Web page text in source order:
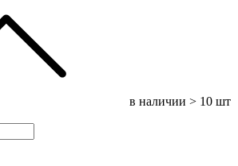
в наличии > 10 шт